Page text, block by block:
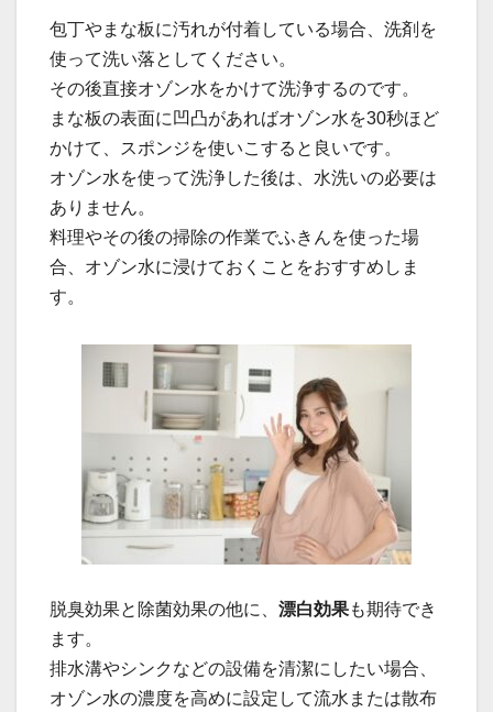
包丁やまな板に汚れが付着している場合、洗剤を
使って洗い落としてください。
その後直接オゾン水をかけて洗浄するのです。
まな板の表面に凹凸があればオゾン水を30秒ほど
かけて、スポンジを使いこすると良いです。
オゾン水を使って洗浄した後は、水洗いの必要は
ありません。
料理やその後の掃除の作業でふきんを使った場
合、オゾン水に浸けておくことをおすすめしま
す。
脱臭効果と除菌効果の他に、 漂白効果も期待でき
ます。
排水溝やシンクなどの設備を清潔にしたい場合、
オゾン水の濃度を高めに設定して流水または散布